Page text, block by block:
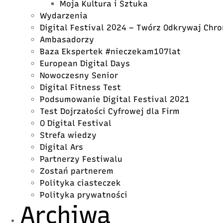
Moja Kultura i Sztuka
Wydarzenia
Digital Festival 2024 – Twórz Odkrywaj
Ambasadorzy
Baza Ekspertek #nieczekam107lat
European Digital Days
Nowoczesny Senior
Digital Fitness Test
Podsumowanie Digital Festival 2021
Test Dojrzałości Cyfrowej dla Firm
O Digital Festival
Strefa wiedzy
Digital Ars
Partnerzy Festiwalu
Zostań partnerem
Polityka ciasteczek
Polityka prywatności
Archiwa